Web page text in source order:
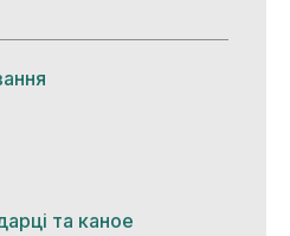
та каное